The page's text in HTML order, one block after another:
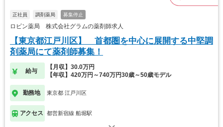
正社員 調剤薬局 募集停止
ロビン薬局 株式会社グラムの薬剤師求人
【東京都江戸川区】 首都圏を中心に展開する中堅調
剤薬局にて薬剤師募集！
給与
【月収】30.0万円
【年収】420万円～740万円30歳～50歳モデル
勤務地 東京都 江戸川区
アクセス 都営新宿線 船堀駅